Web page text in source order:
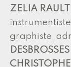
ZELIA RAULT
graphiste,
DESBROSSES